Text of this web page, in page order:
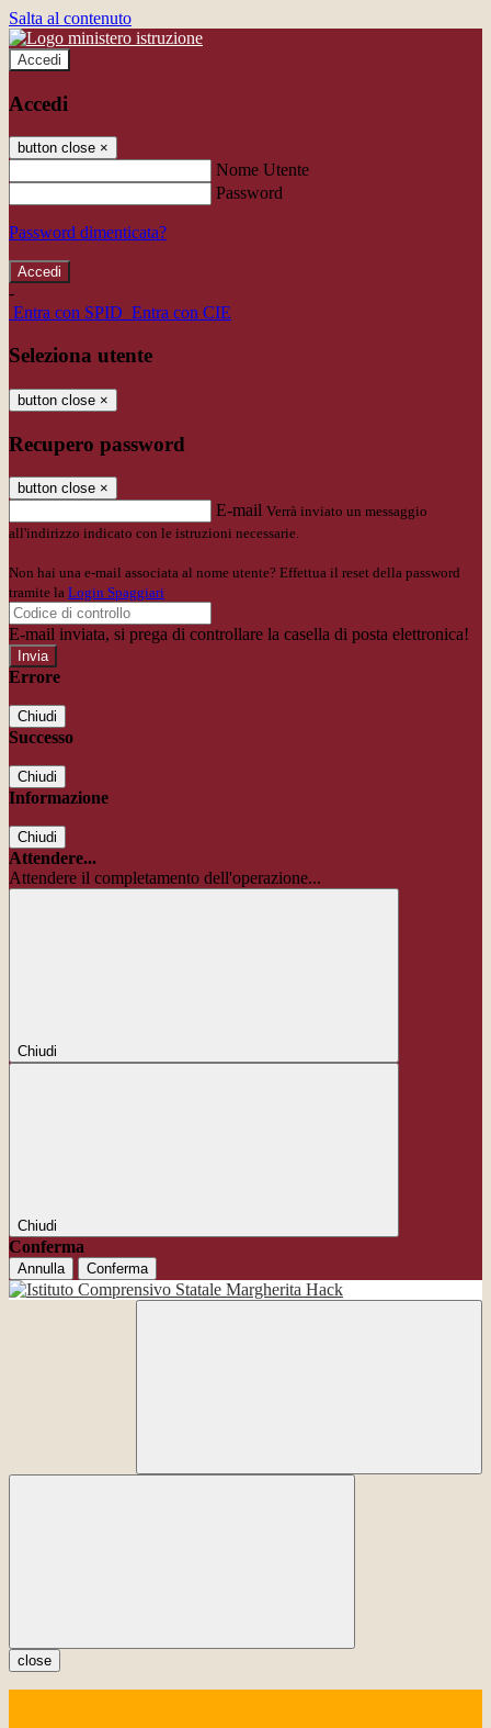
Salta al contenuto
Accedi
Accedi
button close ×
Nome Utente
Password
Password dimenticata?
-
Entra con SPID Entra con CIE
Seleziona utente
button close ×
Recupero password
button close ×
E-mail Verrà inviato un messaggio
all'indirizzo indicato con le istruzioni necessarie.
Non hai una e-mail associata al nome utente? Effettua il reset della password
tramite la Login Spaggiari
E-mail inviata, si prega di controllare la casella di posta elettronica!
Errore
Chiudi
Successo
Chiudi
Informazione
Chiudi
Attendere...
Attendere il completamento dell'operazione...
Chiudi
Chiudi
Conferma
Annulla Conferma
close